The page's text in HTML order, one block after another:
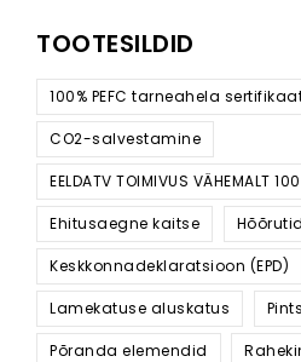
TOOTESILDID
100% PEFC tarneahela
CO2-salvestamine
EELDATV TOIMIVUS VÄHEMALT
Ehitusaegne kaitse Hõõrutid
Keskkonnadeklaratsioon (EPD)
Lamekatuse aluskatus
Põranda elemendid